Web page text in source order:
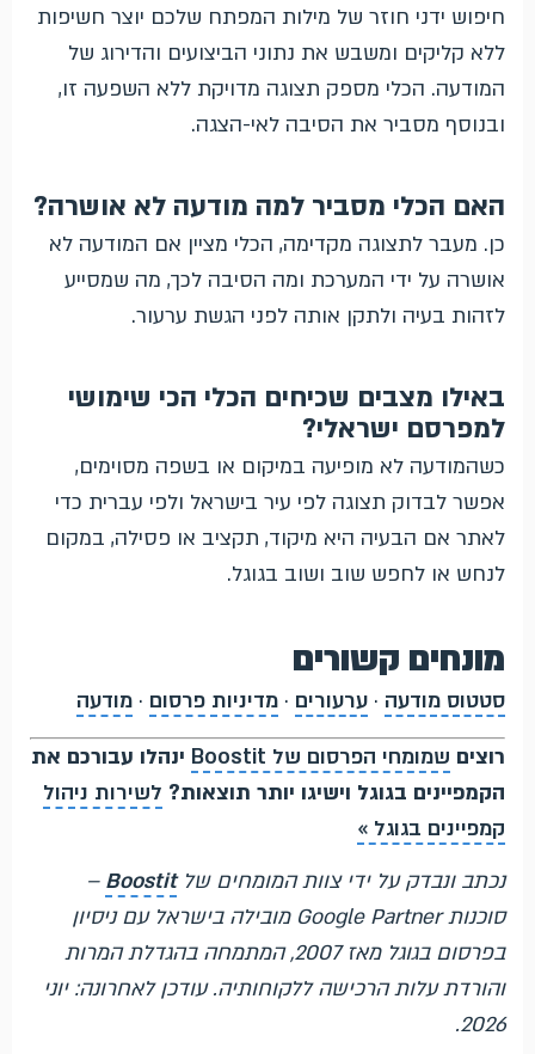
חיפוש ידני חוזר של מילות המפתח שלכם יוצר חשיפות
ללא קליקים ומשבש את נתוני הביצועים והדירוג של
המודעה. הכלי מספק תצוגה מדויקת ללא השפעה זו,
ובנוסף מסביר את הסיבה לאי-הצגה.
האם הכלי מסביר למה מודעה לא אושרה?
כן. מעבר לתצוגה מקדימה, הכלי מציין אם המודעה לא
אושרה על ידי המערכת ומה הסיבה לכך, מה שמסייע
לזהות בעיה ולתקן אותה לפני הגשת ערעור.
באילו מצבים שכיחים הכלי הכי שימושי
למפרסם ישראלי?
כשהמודעה לא מופיעה במיקום או בשפה מסוימים,
אפשר לבדוק תצוגה לפי עיר בישראל ולפי עברית כדי
לאתר אם הבעיה היא מיקוד, תקציב או פסילה, במקום
לנחש או לחפש שוב ושוב בגוגל.
מונחים קשורים
סטטוס מודעה · ערעורים · מדיניות פרסום · מודעה
רוצים שמומחי הפרסום של Boostit
ינהלו עבורכם את
הקמפיינים בגוגל וישיגו יותר תוצאות? לשירות ניהול
קמפיינים בגוגל »
נכתב ונבדק על ידי צוות המומחים שלBoostit
–
סוכנות Google Partner מובילה בישראל עם ניסיון
בפרסום בגוגל מאז 2007, המתמחה בהגדלת המרות
והורדת עלות הרכישה ללקוחותיה. עודכן לאחרונה: יוני
2026.